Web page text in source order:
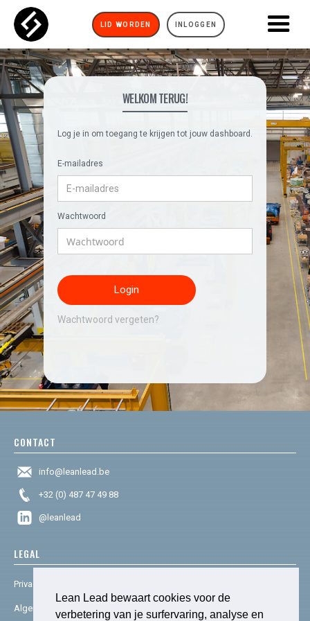
Lean Lead bewaart cookies voor de
verbetering van je surfervaring, analyse en
LID WORDEN INLOGGEN
WELKOM TERUG!
Log je in om toegang te krijgen tot jouw dashboard.
E-mailadres
Wachtwoord
Wachtwoord vergeten?
CONTACT
info@leanlead.be
+32 (0) 487 47 49 88
@leanlead
LEGAL
Privacy & cookies
Algemene voorwaarden